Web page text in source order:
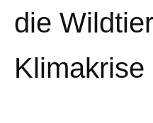
die
Klimakrise